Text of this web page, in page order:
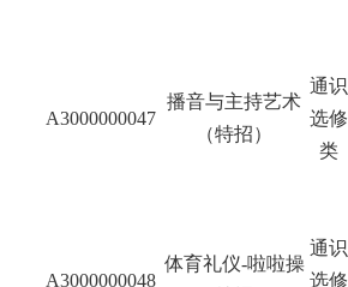
A3000000047
播音与主持艺术
（特招）
通识
选修
类
A3000000048
体育礼仪-啦啦操
通识
选修